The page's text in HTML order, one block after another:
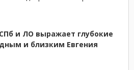
и ЛО выражает глубокие
и близким Евгения